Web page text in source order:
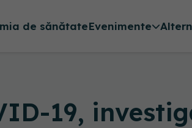
de sănătateEvenimente
19,